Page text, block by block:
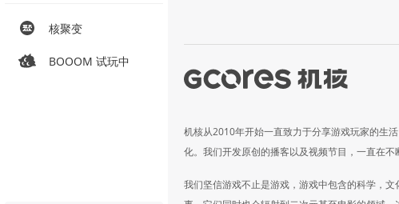
核聚变
BOOOM 试玩中
机核从2010年开始一直致力于分享游戏玩家的生
化。我们开发原创的播客以及视频节目，一直在不
我们坚信游戏不止是游戏，游戏中包含的科学，